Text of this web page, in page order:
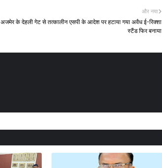
और नया
अजमेर के देहली गेट से तत्कालीन एसपी के आदेश पर हटाया गया अवैध ई-रिक्शा
स्टैंड फिर बनाया